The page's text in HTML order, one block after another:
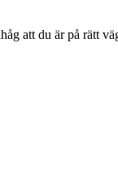
att du är på rätt